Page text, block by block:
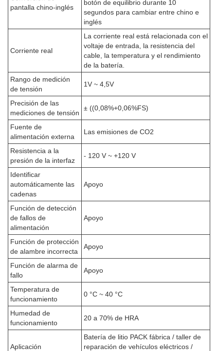
pantalla chino-inglés
botón de equilibrio durante 10
segundos para cambiar entre chino e
inglés
Corriente real
La corriente real está relacionada con el
voltaje de entrada, la resistencia del
cable, la temperatura y el rendimiento
de la batería.
Rango de medición
de tensión
1V ~ 4,5V
Precisión de las
mediciones de tensión
± ((0,08%+0,06%FS)
Fuente de
alimentación externa
Las emisiones de CO2
Resistencia a la
presión de la interfaz
- 120 V ~ +120 V
Identificar
automáticamente las
cadenas
Apoyo
Función de detección
de fallos de
alimentación
Apoyo
Función de protección
de alambre incorrecta
Apoyo
Función de alarma de
fallo
Apoyo
Temperatura de
funcionamiento
0 °C ~ 40 °C
Humedad de
funcionamiento
20 a 70% de HRA
Aplicación
Batería de litio PACK fábrica / taller de
reparación de vehículos eléctricos /